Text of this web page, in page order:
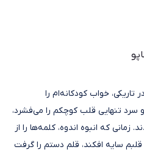
خواب کودکانه‌ام را
تنهایی قلب کوچکم را می‌فشرد،
زمانی که انبوه اندوه، کلمه‌ها را از
سایه افکند، قلم دستم را گرفت